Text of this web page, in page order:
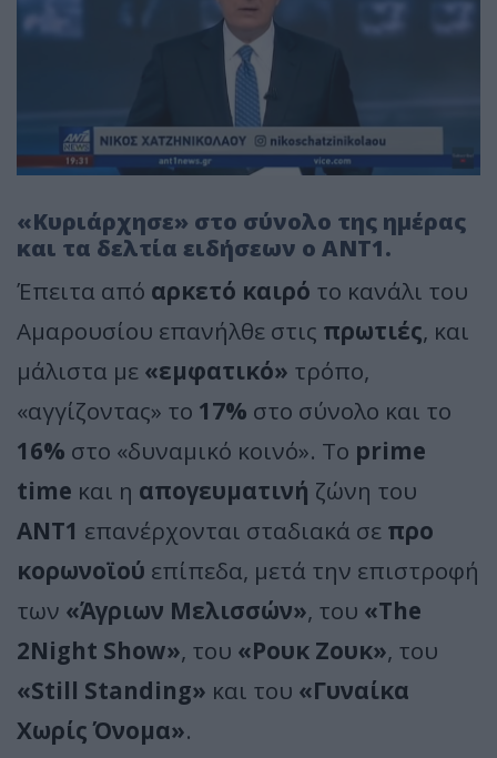
«Κυριάρχησε» στο σύνολο της ημέρας
και τα δελτία ειδήσεων ο ΑΝΤ1.
Έπειτα από αρκετό καιρό το κανάλι του
Αμαρουσίου επανήλθε στις πρωτιές, και
μάλιστα με «εμφατικό» τρόπο,
«αγγίζοντας» το 17% στο σύνολο και το
16% στο «δυναμικό κοινό». Το prime
time και η απογευματινή ζώνη του
ΑΝΤ1 επανέρχονται σταδιακά σε προ
κορωνοϊού επίπεδα, μετά την επιστροφή
των «Άγριων Μελισσών», του «The
2Night Show», του «Ρουκ Ζουκ», του
«Still Standing» και του «Γυναίκα
Χωρίς Όνομα».